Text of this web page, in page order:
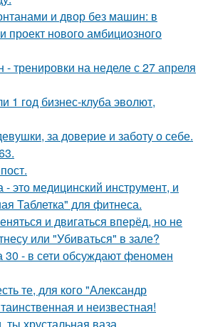
и двор без машин: в
проект нового амбициозного
тренировки на неделе с 27 апреля
1 год бизнес-клуба эволют,
за доверие и заботу о себе.
это медицинский инструмент, и
Таблетка" для фитнеса.
и двигаться вперёд, но не
или "Убиваться" в зале?
30 - в сети обсуждают феномен
те, для кого "Александр
и неизвестная!